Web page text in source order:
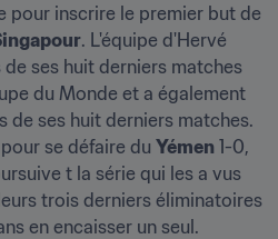
pour inscrire le premier but de
. L'équipe d'Hervé
ses huit derniers matches
du Monde et a également
de ses huit derniers matches.
se défaire du Yémen 1-0,
t la série qui les a vus
trois derniers éliminatoires
en encaisser un seul.